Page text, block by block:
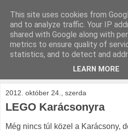
kockak.hu
Minden ami LEGO, repül és gurul.
2012. október 24., szerda
LEGO Karácsonyra
Még nincs túl közel a Karácsony,
This site uses cookies from
and to analyze traffic. Your IP
shared with Google along with
metrics to ensure quality of
statistics, and to detect and
LEARN MORE